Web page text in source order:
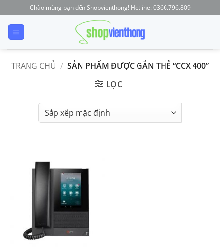
to
content
Chào mừng bạn đến Shopvienthong! Hotline: 0366.796.809
TRANG CHỦ / SẢN PHẨM ĐƯỢC GẮN THẺ “CCX 400”
LỌC